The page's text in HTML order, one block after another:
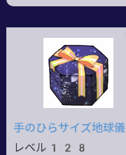
手のひらサイズ地球儀
レベル128